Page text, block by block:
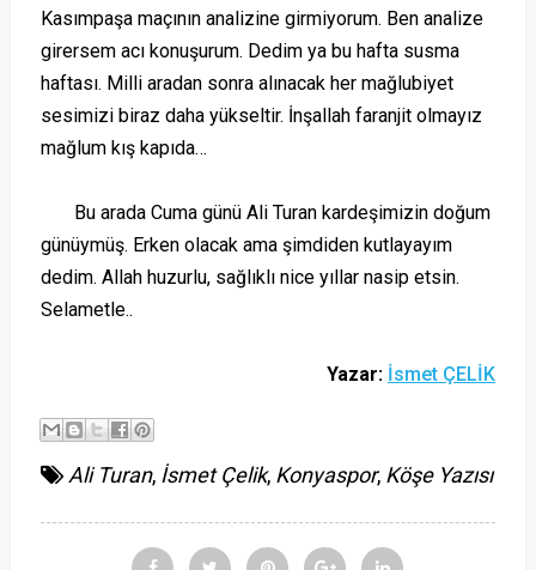
Kasımpaşa maçının analizine girmiyorum. Ben analize
girersem acı konuşurum. Dedim ya bu hafta susma
haftası. Milli aradan sonra alınacak her mağlubiyet
sesimizi biraz daha yükseltir. İnşallah faranjit olmayız
mağlum kış kapıda…
Bu arada Cuma günü Ali Turan kardeşimizin doğum
günüymüş. Erken olacak ama şimdiden kutlayayım
dedim. Allah huzurlu, sağlıklı nice yıllar nasip etsin.
Selametle..
Yazar: İsmet ÇELİK
Ali Turan, İsmet Çelik, Konyaspor, Köşe Yazısı